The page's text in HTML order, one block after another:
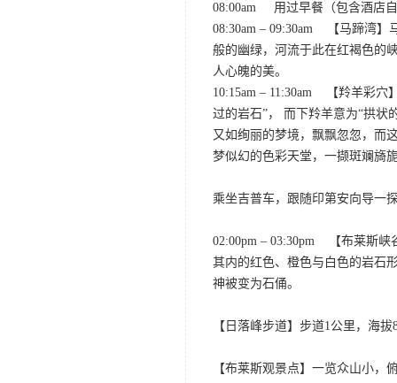
08:00am 用过早餐（包含酒店
08:30am – 09:30am 【马蹄湾】
般的幽绿，河流于此在红褐色的
人心魄的美。
10:15am – 11:30am 【羚羊彩穴
过的岩石”， 而下羚羊意为“拱状
又如绚丽的梦境，飘飘忽忽，而
梦似幻的色彩天堂，一撷斑斓旖
乘坐吉普车，跟随印第安向导一
02:00pm – 03:30pm 【布莱斯峡
其内的红色、橙色与白色的岩石
神被变为石俑。
【日落峰步道】步道1公里，海
【布莱斯观景点】一览众山小，